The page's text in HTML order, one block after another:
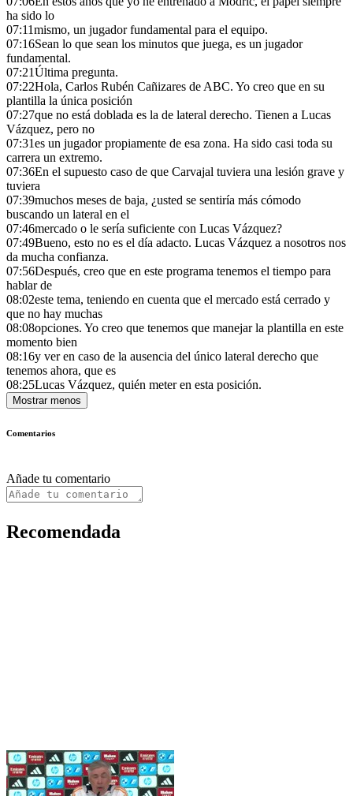
ha sido lo
07:11mismo, un jugador fundamental para el equipo.
07:16Sean lo que sean los minutos que juega, es un jugador
fundamental.
07:21Última pregunta.
07:22Hola, Carlos Rubén Cañizares de ABC. Yo creo que en su
plantilla la única posición
07:27que no está doblada es la de lateral derecho. Tienen a Lucas
Vázquez, pero no
07:31es un jugador propiamente de esa zona. Ha sido casi toda su
carrera un extremo.
07:36En el supuesto caso de que Carvajal tuviera una lesión grave y
tuviera
07:39muchos meses de baja, ¿usted se sentiría más cómodo
buscando un lateral en el
07:46mercado o le sería suficiente con Lucas Vázquez?
07:49Bueno, esto no es el día adacto. Lucas Vázquez a nosotros nos
da mucha confianza.
07:56Después, creo que en este programa tenemos el tiempo para
hablar de
08:02este tema, teniendo en cuenta que el mercado está cerrado y
que no hay muchas
08:08opciones. Yo creo que tenemos que manejar la plantilla en este
momento bien
08:16y ver en caso de la ausencia del único lateral derecho que
tenemos ahora, que es
08:25Lucas Vázquez, quién meter en esta posición.
Mostrar menos
Comentarios
Añade tu comentario
Recomendada